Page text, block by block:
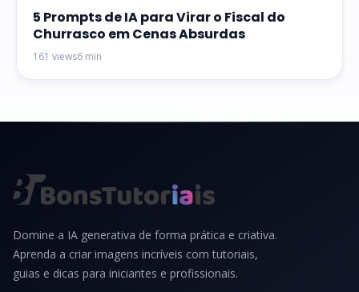
5 Prompts de IA para Virar o Fiscal do
Churrasco em Cenas Absurdas
161 views6 min
Domine a IA generativa de forma prática e criativa.
Aprenda a criar imagens incríveis com tutoriais,
guias e dicas para iniciantes e profissionais.